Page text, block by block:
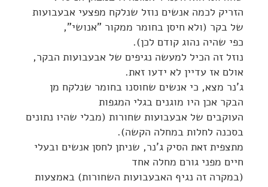
הזריק לכמה אנשים נוזל שנלקח מפצעי אבעבועות
של בקר (ולא חיסן בחומר ממקור "אנושי",
כפי שהיה נהוג קודם לכן).
נוזל זה הכיל למעשה נגיפים של אבעבועות הבקר,
אולם אז עדיין לא ידעו זאת.
ג'נר מצא, כי אנשים שחוסנו בחומר שנלקח מן
הבקר אכן היו מוגנים בגלי המגפות
העוקבים של אבעבועות שחורות (מבלי שהיו נתונים
בסכנה לחלות במחלה הקשה).
מתצפית זאת הסיק ג'נר, שניתן לחסן אנשים ובעלי
חיים מפני גורם מחלה אחד
(במקרה זה נגיף האבעבועות השחורות) באמצעות